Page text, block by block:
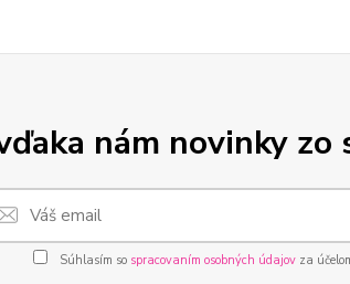
nám novinky
Súhlasím so spracovaním osobných údajovza